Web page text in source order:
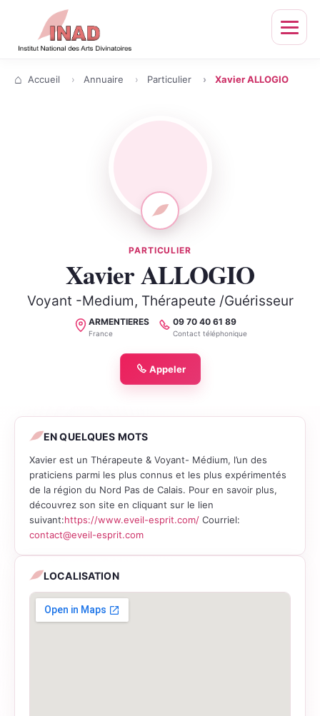
Ouvrir
Accueil Annuaire Particulier Xavier ALLOGIO
PARTICULIER
Xavier ALLOGIO
Voyant -Medium, Thérapeute /Guérisseur
Localité
ARMENTIERES
France
Téléphone
09 70 40 61 89
Contact téléphonique
Appeler
EN QUELQUES MOTS
Xavier est un Thérapeute & Voyant- Médium, l’un des
praticiens parmi les plus connus et les plus expérimentés
de la région du Nord Pas de Calais. Pour en savoir plus,
découvrez son site en cliquant sur le lien
suivant:https://www.eveil-esprit.com/ Courriel:
contact@eveil-esprit.com
LOCALISATION